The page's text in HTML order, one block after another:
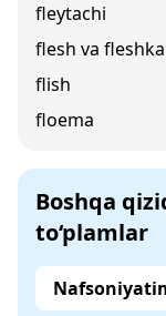
fleytachi
flesh va fleshka
flish
floema
Boshqa
to‘plamlar